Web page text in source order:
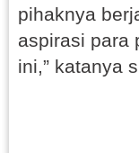
pihaknya
aspirasi para
ini,” katanya